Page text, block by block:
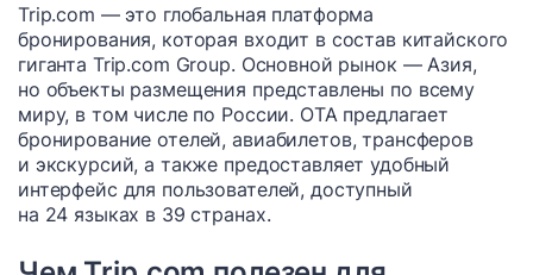
Trip.com — это глобальная платформа
бронирования, которая входит в состав китайского
гиганта Trip.com Group. Основной рынок — Азия,
но объекты размещения представлены по всему
миру, в том числе по России. OTA предлагает
бронирование отелей, авиабилетов, трансферов
и экскурсий, а также предоставляет удобный
интерфейс для пользователей, доступный
на 24 языках в 39 странах.